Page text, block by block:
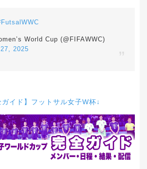
World Cup (@FIFAWWC)
2025
ガイド】フットサル女子W杯↓